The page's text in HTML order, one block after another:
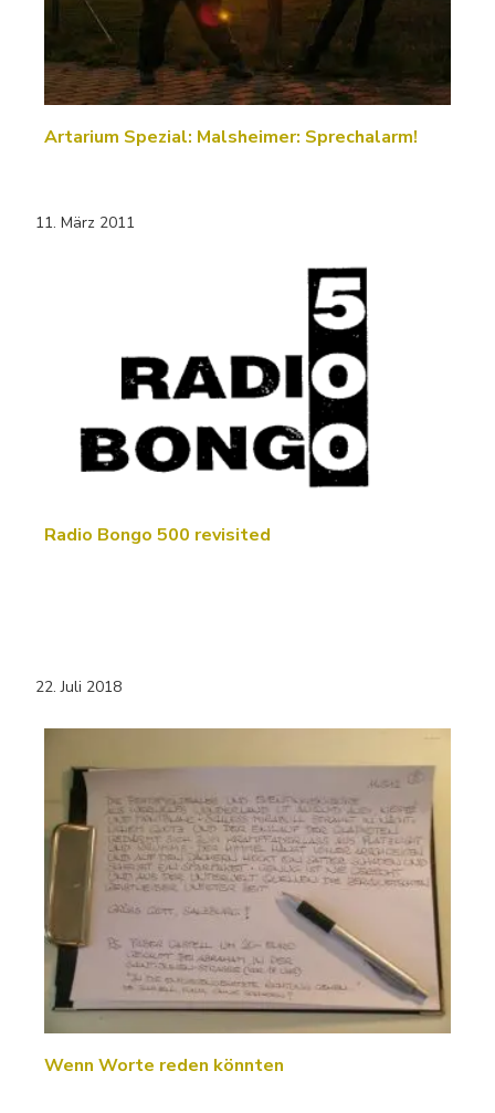
Artarium Spezial: Malsheimer: Sprechalarm!
11. März 2011
Radio Bongo 500 revisited
22. Juli 2018
Wenn Worte reden könnten